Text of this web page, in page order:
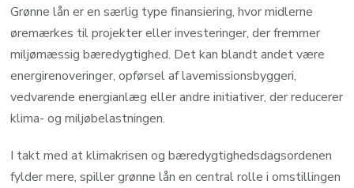
Grønne lån er en særlig type finansiering, hvor midlerne
øremærkes til projekter eller investeringer, der fremmer
miljømæssig bæredygtighed. Det kan blandt andet være
energirenoveringer, opførsel af lavemissionsbyggeri,
vedvarende energianlæg eller andre initiativer, der reducerer
klima- og miljøbelastningen.
I takt med at klimakrisen og bæredygtighedsdagsordenen
fylder mere, spiller grønne lån en central rolle i omstillingen